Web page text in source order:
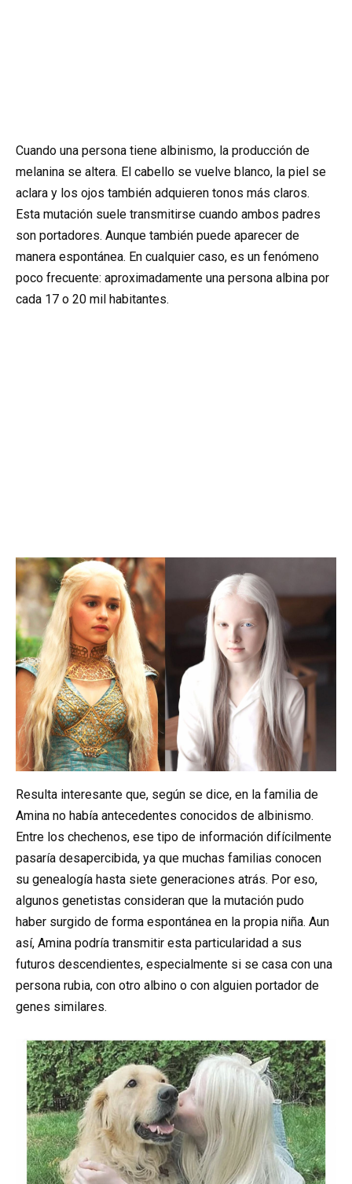
Cuando una persona tiene albinismo, la producción de
melanina se altera. El cabello se vuelve blanco, la piel se
aclara y los ojos también adquieren tonos más claros.
Esta mutación suele transmitirse cuando ambos padres
son portadores. Aunque también puede aparecer de
manera espontánea. En cualquier caso, es un fenómeno
poco frecuente: aproximadamente una persona albina por
cada 17 o 20 mil habitantes.
Resulta interesante que, según se dice, en la familia de
Amina no había antecedentes conocidos de albinismo.
Entre los chechenos, ese tipo de información difícilmente
pasaría desapercibida, ya que muchas familias conocen
su genealogía hasta siete generaciones atrás. Por eso,
algunos genetistas consideran que la mutación pudo
haber surgido de forma espontánea en la propia niña. Aun
así, Amina podría transmitir esta particularidad a sus
futuros descendientes, especialmente si se casa con una
persona rubia, con otro albino o con alguien portador de
genes similares.